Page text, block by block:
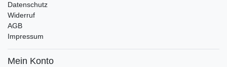
Datenschutz
Widerruf
AGB
Impressum
Mein Konto